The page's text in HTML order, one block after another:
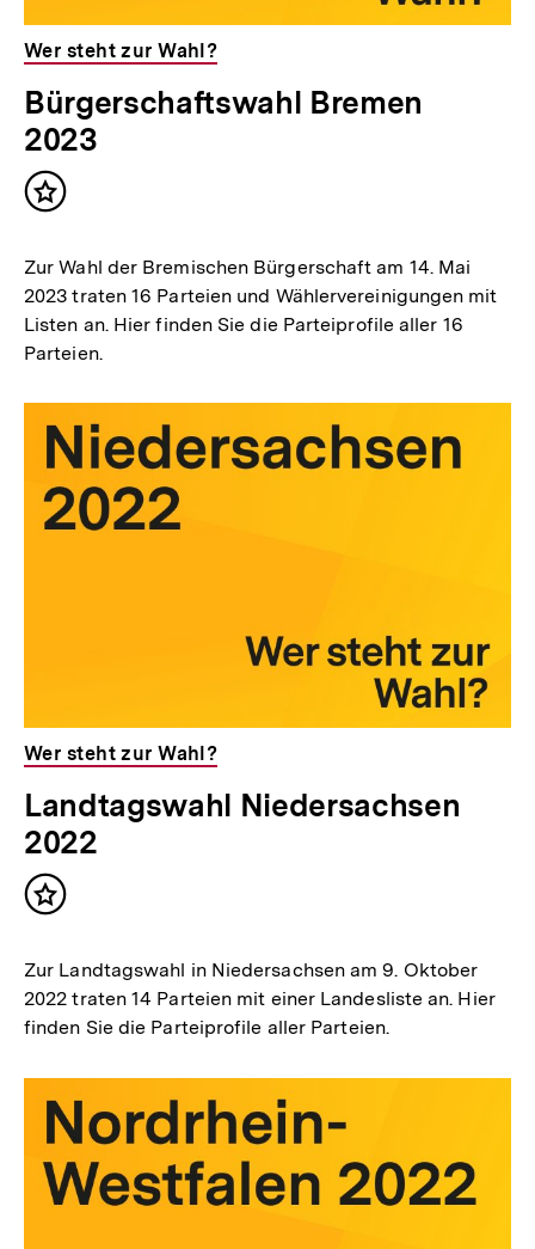
Wer steht zur Wahl?
Bürgerschaftswahl Bremen
2023
Inhalt
Zur Wahl der Bremischen Bürgerschaft am 14. Mai
2023 traten 16 Parteien und Wählervereinigungen mit
Listen an. Hier finden Sie die Parteiprofile aller 16
Parteien.
Wer steht zur Wahl?
Landtagswahl Niedersachsen
2022
Inhalt
Zur Landtagswahl in Niedersachsen am 9. Oktober
2022 traten 14 Parteien mit einer Landesliste an. Hier
finden Sie die Parteiprofile aller Parteien.